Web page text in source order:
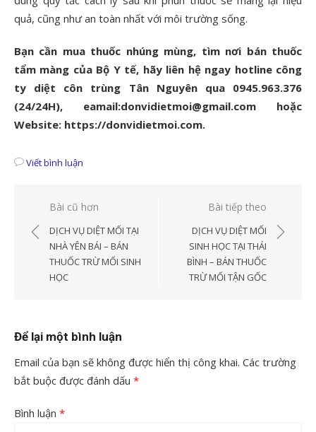
quả, cũng như an toàn nhất với môi trường sống.
Bạn cần mua thuốc nhúng mùng, tìm nơi bán thuốc
tẩm màng của Bộ Y tế, hãy liên hệ ngay hotline công
ty diệt côn trùng Tân Nguyên qua 0945.963.376
(24/24H), eamail:donvidietmoi@gmail.com hoặc
Website: https://donvidietmoi.com.
Viết bình luận
Điều
hướng
viết
Bài cũ hơn
DỊCH VỤ DIỆT MỐI TẠI
NHÀ YÊN BÁI – BÁN
THUỐC TRỪ MỐI SINH
HỌC
Bài tiếp theo
DỊCH VỤ DIỆT MỐI
SINH HỌC TẠI THÁI
BÌNH – BÁN THUỐC
TRỪ MỐI TẬN GỐC
Để lại một bình luận
Email của bạn sẽ không được hiển thị công khai. Các trường
bắt buộc được đánh dấu *
Bình luận *